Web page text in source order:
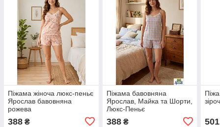
Піжама жіноча люкс-пеньє
Ярослав бавовняна
рожева
388 ₴
Піжама бавовняна
Ярослав, Майка та Шорти,
Люкс-Пеньє
388₴ 501